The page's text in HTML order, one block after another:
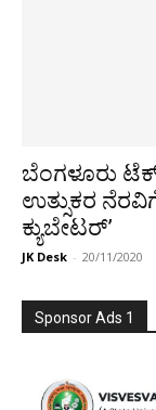
ಬೆಂಗಳೂರು
ಉತ್ಸುಕರ
ಕ್ಯುಬೇಟರ್’
JK Desk - 20/11/2020
Sponsor Ads 1